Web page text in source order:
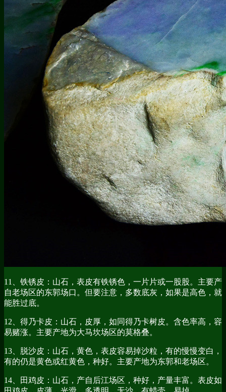
11、铁锈皮：山石，表皮有铁锈色，一片片或一股股。主要产
自老场区的东郭场口。但要注意，多数底灰，如果是高色，就
能胜过底。
12、得乃卡皮：山石，皮厚，如同得乃卡树皮。含色率高，容
易赌涨。主要产地为大马坎场区的莫格叠。
13、脱沙皮：山石，黄色，表皮容易掉沙粒，有的慢慢变白，
有的仍是黄色或红黄色，种好。主要产地为东郭和老场区。
14、田鸡皮：山石，产自后江场区，种好，产量丰富。表皮如